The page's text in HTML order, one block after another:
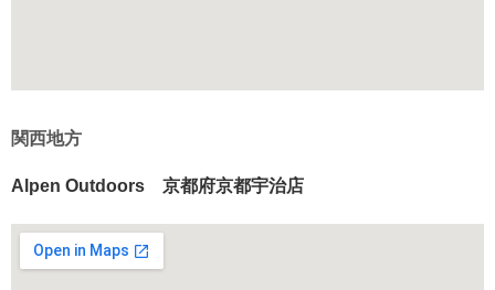
関西地方
Alpen Outdoors 京都府京都宇治店